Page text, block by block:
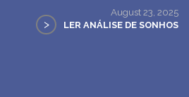
August 23, 2025
> LER ANÁLISE DE SONHOS